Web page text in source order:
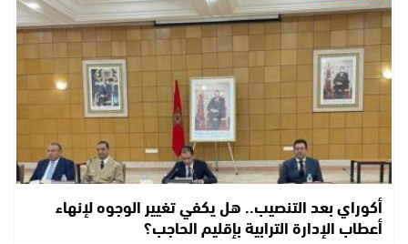
أكوراي بعد التنصيب.. هل يكفي تغيير الوجوه لإنهاء
أعطاب الإدارة الترابية بإقليم الحاجب؟